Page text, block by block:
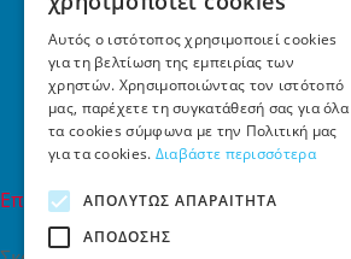
Εξυπηρέτηση πελατών
Συχνές ερωτήσεις
Όροι χρήσης
Τρόποι Πληρωμής
Επιστροφές
Επικοινωνία
Επικοινωνία
Αυτός ο ιστότοπος χρησιμοποιεί cookies
για τη βελτίωση της εμπειρίας των
χρηστών. Χρησιμοποιώντας τον ιστότοπό
μας, παρέχετε τη συγκατάθεσή σας για όλα
τα cookies σύμφωνα με την Πολιτική μας
για τα cookies. Διαβάστε περισσότερα
ΑΠΟΛΎΤΩΣ ΑΠΑΡΑΊΤΗΤΑ
ΑΠΌΔΟΣΗΣ